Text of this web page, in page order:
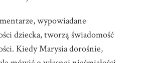
wypowiadane
dziecka, tworzą świadomość
Kiedy Marysia dorośnie,